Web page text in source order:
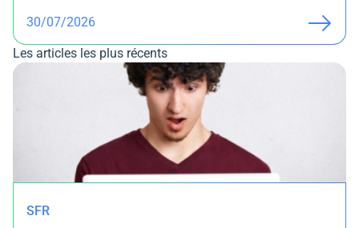
30/07/2026
Les articles les plus récents
SFR